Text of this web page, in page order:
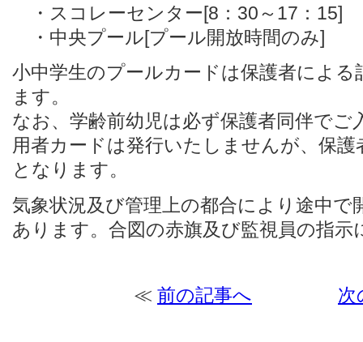
・スコレーセンター[8：30～17：15]
・中央プール[プール開放時間のみ]
小中学生のプールカードは保護者による
ます。
なお、学齢前幼児は必ず保護者同伴で
用者カードは発行いたしませんが、保
となります。
気象状況及び管理上の都合により途中で
あります。合図の赤旗及び監視員の指
≪ 前の記事へ 次